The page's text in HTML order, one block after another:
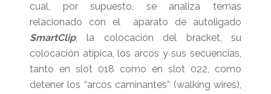
cual, por supuesto, se analiza temas
relacionado con el aparato de autoligado
SmartClip, la colocación del bracket, su
colocación atípica, los arcos y sus secuencias,
tanto en slot 018 como en slot 022, como
detener los “arcos caminantes” (walking wires),